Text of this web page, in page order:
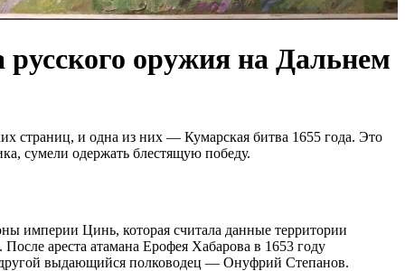
русского оружия на Дальнем
страниц, и одна из них — Кумарская битва 1655 года. Это
сумели одержать блестящую победу.
империи Цинь, которая считала данные территории
ареста атамана Ерофея Хабарова в 1653 году
другой выдающийся полководец — Онуфрий Степанов.